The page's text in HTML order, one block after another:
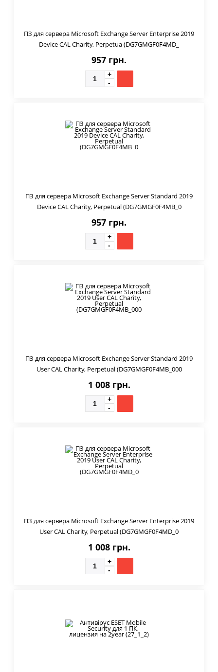
ПЗ для сервера Microsoft Exchange Server Enterprise 2019
Device CAL Charity, Perpetua (DG7GMGF0F4MD_
957 грн.
ПЗ для сервера Microsoft Exchange Server Standard 2019
Device CAL Charity, Perpetual (DG7GMGF0F4MB_0
957 грн.
ПЗ для сервера Microsoft Exchange Server Standard 2019
User CAL Charity, Perpetual (DG7GMGF0F4MB_000
1 008 грн.
ПЗ для сервера Microsoft Exchange Server Enterprise 2019
User CAL Charity, Perpetual (DG7GMGF0F4MD_0
1 008 грн.